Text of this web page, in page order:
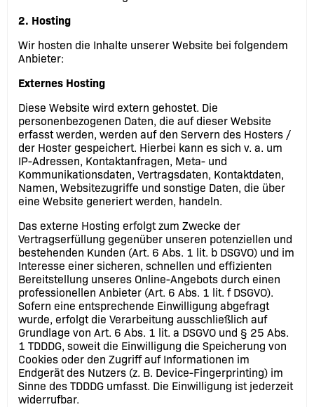
2. Hosting
Wir hosten die Inhalte unserer Website bei folgendem
Anbieter:
Externes Hosting
Diese Website wird extern gehostet. Die
personenbezogenen Daten, die auf dieser Website
erfasst werden, werden auf den Servern des Hosters /
der Hoster gespeichert. Hierbei kann es sich v. a. um
IP-Adressen, Kontaktanfragen, Meta- und
Kommunikationsdaten, Vertragsdaten, Kontaktdaten,
Namen, Websitezugriffe und sonstige Daten, die über
eine Website generiert werden, handeln.
Das externe Hosting erfolgt zum Zwecke der
Vertragserfüllung gegenüber unseren potenziellen und
bestehenden Kunden (Art. 6 Abs. 1 lit. b DSGVO) und im
Interesse einer sicheren, schnellen und effizienten
Bereitstellung unseres Online-Angebots durch einen
professionellen Anbieter (Art. 6 Abs. 1 lit. f DSGVO).
Sofern eine entsprechende Einwilligung abgefragt
wurde, erfolgt die Verarbeitung ausschließlich auf
Grundlage von Art. 6 Abs. 1 lit. a DSGVO und § 25 Abs.
1 TDDDG, soweit die Einwilligung die Speicherung von
Cookies oder den Zugriff auf Informationen im
Endgerät des Nutzers (z. B. Device-Fingerprinting) im
Sinne des TDDDG umfasst. Die Einwilligung ist jederzeit
widerrufbar.